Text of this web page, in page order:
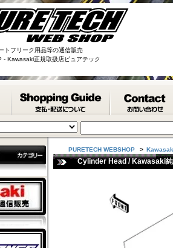
トフリーク用品等の通信販売
- Kawasaki正規取扱店ピュアテック
PURETECH WEBSHOP >
Cylinder Head / Kawasaki